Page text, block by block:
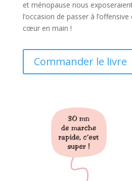
et ménopause nous
l’occasion de passer à
cœur en main !
Commander le livre